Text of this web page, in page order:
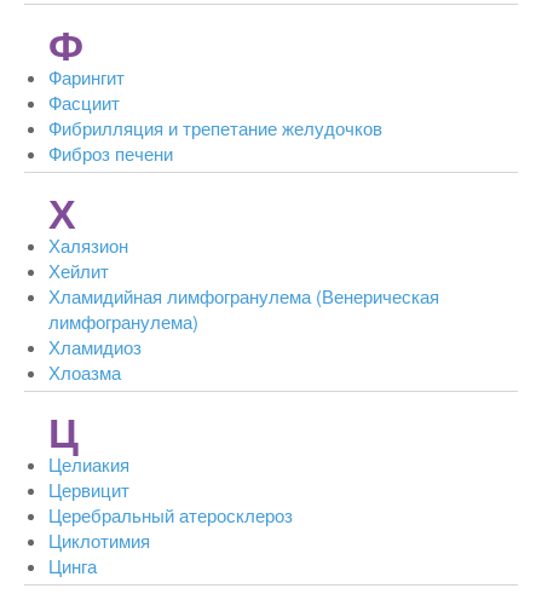
Ф
Фарингит
Фасциит
Фибрилляция и трепетание желудочков
Фиброз печени
Х
Халязион
Хейлит
Хламидийная лимфогранулема (Венерическая
лимфогранулема)
Хламидиоз
Хлоазма
Ц
Целиакия
Цервицит
Церебральный атеросклероз
Циклотимия
Цинга